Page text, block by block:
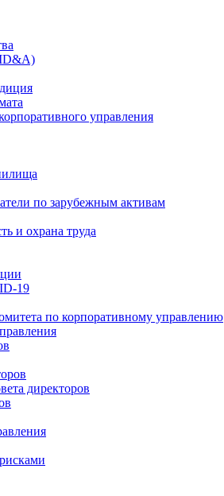
управления
по зарубежным активам
и охрана труда
по корпоративному управлению
директоров